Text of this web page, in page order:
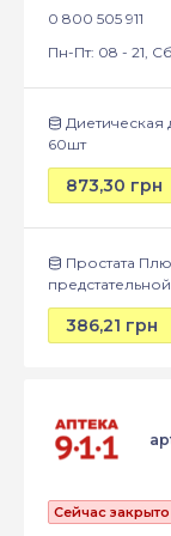
0 800 505 911
Пн-Пт: 08 - 21,
Диетическая
60шт
873,30 грн
Простата
386,21 грн
Сейчас закрыто